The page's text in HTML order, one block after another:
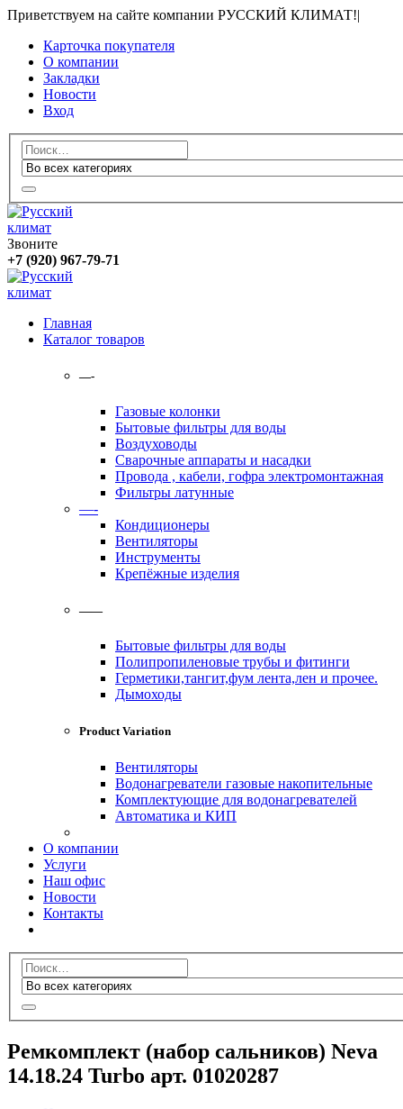
Приветствуем на сайте компании РУССКИЙ КЛИМАТ!|
Карточка покупателя
О компании
Закладки
Новости
Вход
Звоните
+7 (920) 967-79-71
Главная
Каталог товаров
—-
Газовые колонки
Бытовые фильтры для воды
Воздуховоды
Сварочные аппараты и насадки
Провода , кабели, гофра электромонтажная
Фильтры латунные
—-
Кондиционеры
Вентиляторы
Инструменты
Крепёжные изделия
——
Бытовые фильтры для воды
Полипропиленовые трубы и фитинги
Герметики,тангит,фум лента,лен и прочее.
Дымоходы
Product Variation
Вентиляторы
Водонагреватели газовые накопительные
Комплектующие для водонагревателей
Автоматика и КИП
О компании
Услуги
Наш офис
Новости
Контакты
Ремкомплект (набор сальников) Neva
14.18.24 Turbo арт. 01020287